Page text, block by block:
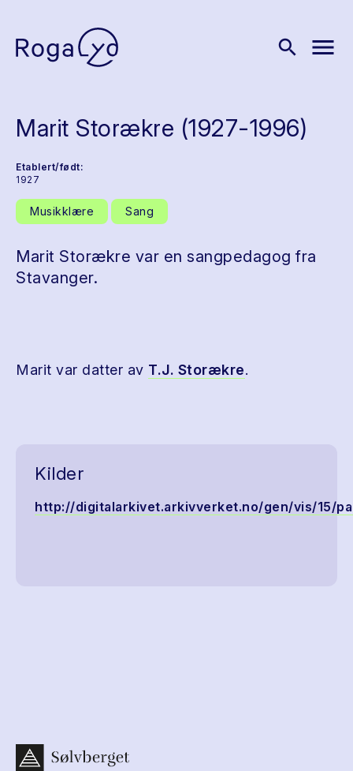
search menu
Marit Storækre (1927-1996)
Etablert/født:
1927
Musikklære Sang
Marit Storækre var en sangpedagog fra
Stavanger.
Marit var datter av T.J. Storækre.
Kilder
http://digitalarkivet.arkivverket.no/gen/vis/15/